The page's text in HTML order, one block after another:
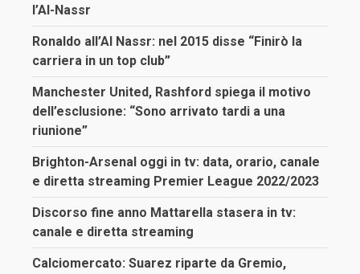
l’Al-Nassr
Ronaldo all’Al Nassr: nel 2015 disse “Finirò la
carriera in un top club”
Manchester United, Rashford spiega il motivo
dell’esclusione: “Sono arrivato tardi a una
riunione”
Brighton-Arsenal oggi in tv: data, orario, canale
e diretta streaming Premier League 2022/2023
Discorso fine anno Mattarella stasera in tv:
canale e diretta streaming
Calciomercato: Suarez riparte da Gremio,